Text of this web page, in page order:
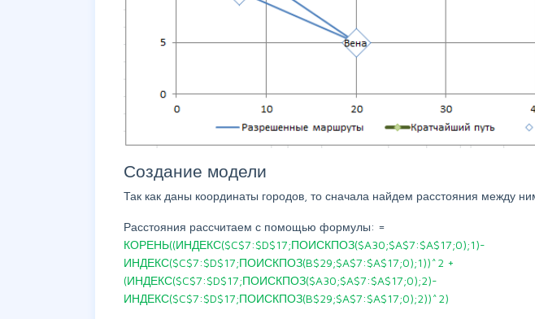
Создание модели
Так как даны координаты городов, то сначала найдем расстояния между
Расстояния рассчитаем с помощью формулы: =
КОРЕНЬ((ИНДЕКС($C$7:$D$17;ПОИСКПОЗ($A30;$A$7:$A$17;0);1)-
ИНДЕКС($C$7:$D$17;ПОИСКПОЗ(B$29;$A$7:$A$17;0);1))^2 +
(ИНДЕКС($C$7:$D$17;ПОИСКПОЗ($A30;$A$7:$A$17;0);2)-
ИНДЕКС($C$7:$D$17;ПОИСКПОЗ(B$29;$A$7:$A$17;0);2))^2)